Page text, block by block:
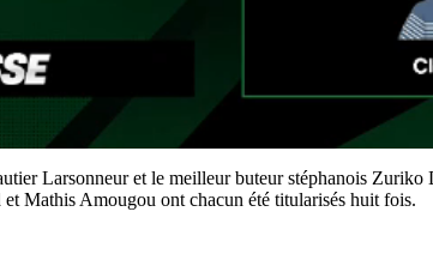
Larsonneur et le meilleur buteur stéphanois
Mathis Amougou ont chacun été titularisés huit fois.